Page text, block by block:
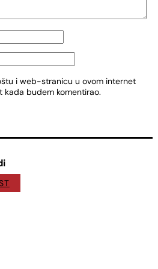
i web-stranicu u ovom internet
kada budem komentirao.